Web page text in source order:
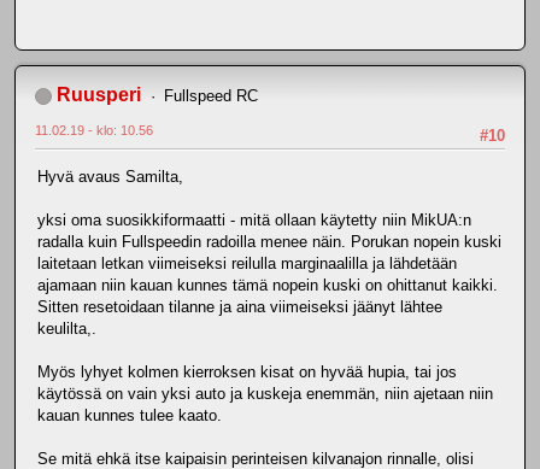
Ruusperi Fullspeed RC
#10
11.02.19 - klo: 10.56
Hyvä avaus Samilta,
yksi oma suosikkiformaatti - mitä ollaan käytetty niin MikUA:n
radalla kuin Fullspeedin radoilla menee näin. Porukan nopein kuski
laitetaan letkan viimeiseksi reilulla marginaalilla ja lähdetään
ajamaan niin kauan kunnes tämä nopein kuski on ohittanut kaikki.
Sitten resetoidaan tilanne ja aina viimeiseksi jäänyt lähtee
keulilta,.
Myös lyhyet kolmen kierroksen kisat on hyvää hupia, tai jos
käytössä on vain yksi auto ja kuskeja enemmän, niin ajetaan niin
kauan kunnes tulee kaato.
Se mitä ehkä itse kaipaisin perinteisen kilvanajon rinnalle, olisi